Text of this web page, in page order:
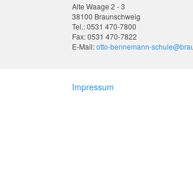
Alte Waage 2 - 3
38100 Braunschweig
Tel.: 0531 470-7800
Fax: 0531 470-7822
E-Mail:otto-bennemann-
Impressum